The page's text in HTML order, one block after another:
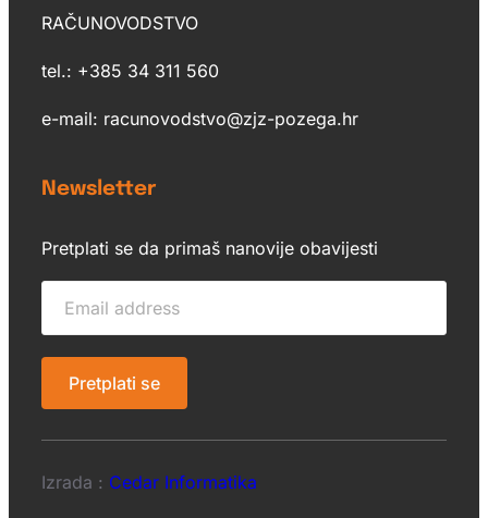
RAČUNOVODSTVO
tel.: +385 34 311 560
e-mail: racunovodstvo@zjz-pozega.hr
Newsletter
Pretplati se da primaš nanovije obavijesti
Izrada : Cedar Informatika